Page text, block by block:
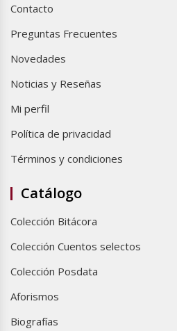
Contacto
Preguntas Frecuentes
Novedades
Noticias y Reseñas
Mi perfil
Política de privacidad
Términos y condiciones
Catálogo
Colección Bitácora
Colección Cuentos selectos
Colección Posdata
Aforismos
Biografías